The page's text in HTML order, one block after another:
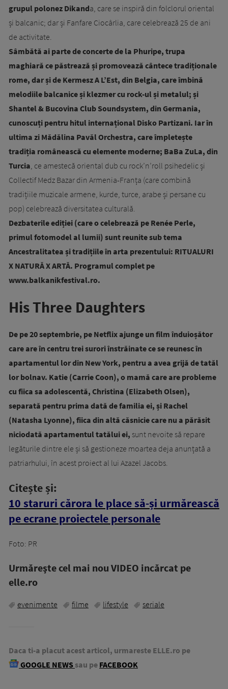
grupul polonez Dikanda, care se inspiră din folclorul oriental
și balcanic; dar și Fanfare Ciocârlia, care celebrează 25 de ani
de activitate.
Sâmbătă ai parte de concerte de la Phuripe, trupa
maghiară ce păstrează și promovează cântece tradiționale
rome, dar și de Kermesz A L’Est, din Belgia, care îmbină
melodiile balcanice și klezmer cu rock-ul și metalul; și
Shantel & Bucovina Club Soundsystem, din Germania,
cunoscuți pentru hitul internațional Disko Partizani. Iar în
ultima zi Mădălina Pavăl Orchestra, care împletește
tradiția românească cu elemente moderne; BaBa ZuLa, din
Turcia, ce amestecă oriental dub cu rock’n’roll psihedelic și
Collectif Medz Bazar din Armenia-Franța (care combină
tradițiile muzicale armene, kurde, turce, arabe și persane cu
pop) celebrează diversitatea culturală.
Dezbaterile ediției (care o celebrează pe Renée Perle,
primul fotomodel al lumii) sunt reunite sub tema
Ancestralitatea și tradițiile în arta prezentului: RITUALURI
X NATURĂ X ARTĂ. Programul complet pe
www.balkanikfestival.ro.
His Three Daughters
De pe 20 septembrie, pe Netflix ajunge un film înduioșător
care are în centru trei surori înstrăinate ce se reunesc în
apartamentul lor din New York, pentru a avea grijă de tatăl
lor bolnav. Katie (Carrie Coon), o mamă care are probleme
cu fiica sa adolescentă, Christina (Elizabeth Olsen),
separată pentru prima dată de familia ei, și Rachel
(Natasha Lyonne), fiica din altă căsnicie care nu a părăsit
niciodată apartamentul tatălui ei, sunt nevoite să repare
legăturile dintre ele și să gestioneze moartea deja anunțată a
patriarhului, în acest proiect al lui Azazel Jacobs.
Citește și:
10 staruri cărora le place să-și urmărească
pe ecrane proiectele personale
Foto: PR
Urmăreşte cel mai nou VIDEO incărcat pe
elle.ro
evenimente filme lifestyle seriale
Daca ti-a placut acest articol, urmareste ELLE.ro pe
GOOGLE NEWS sau pe FACEBOOK